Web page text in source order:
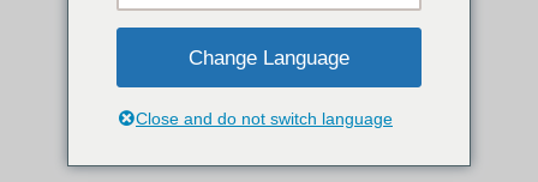
Change Language
Close and do not switch language